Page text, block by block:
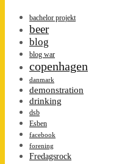
bachelor projekt
beer
blog
blog war
copenhagen
danmark
demonstration
drinking
dsb
Esben
facebook
forening
Fredagsrock